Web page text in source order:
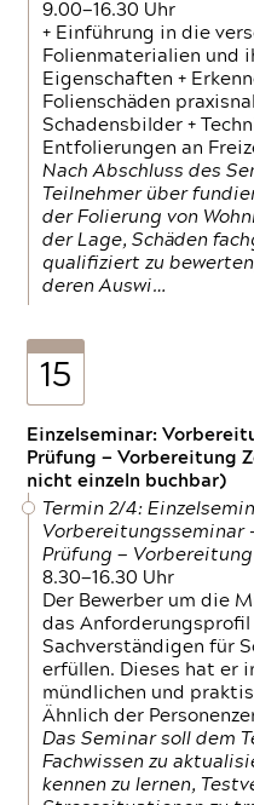
9.00—16.30 Uhr
+ Einführung in die
Folienmaterialien und
Eigenschaften +
Folienschäden
Schadensbilder +
Entfolierungen an
Nach Abschluss des
Teilnehmer über
der Folierung von
der Lage, Schäden
qualifiziert zu
deren Auswi…
15
Einzelseminar:
Prüfung — Vorbereitung
nicht einzeln buchbar)
Termin 2/4:
Vorbereitungsseminar -
Prüfung —
8.30—16.30 Uhr
Der Bewerber um die
das Anforderungsprofil
Sachverständigen für
erfüllen. Dieses hat er
mündlichen und
Ähnlich der
Das Seminar soll dem
Fachwissen zu
kennen zu lernen,